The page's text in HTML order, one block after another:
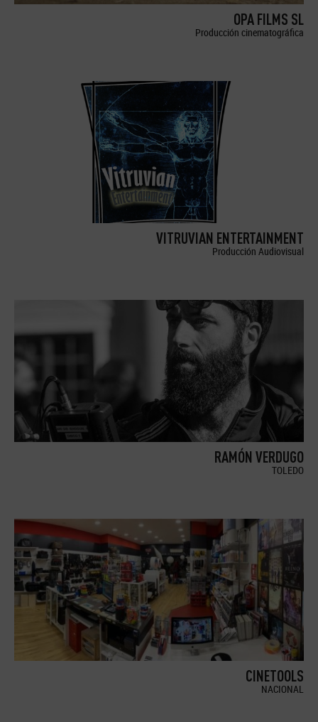
OPA FILMS SL
Producción cinematográfica
VITRUVIAN ENTERTAINMENT
Producción Audiovisual
RAMÓN VERDUGO
TOLEDO
CINETOOLS
NACIONAL